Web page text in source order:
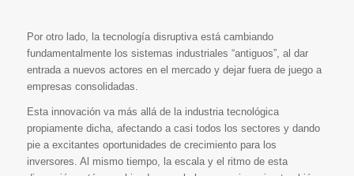
Por otro lado, la tecnología disruptiva está cambiando
fundamentalmente los sistemas industriales “antiguos”, al dar
entrada a nuevos actores en el mercado y dejar fuera de juego a
empresas consolidadas.
Esta innovación va más allá de la industria tecnológica
propiamente dicha, afectando a casi todos los sectores y dando
pie a excitantes oportunidades de crecimiento para los
inversores. Al mismo tiempo, la escala y el ritmo de esta